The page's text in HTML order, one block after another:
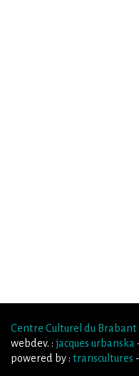
Centre Culturel du Brabant
webdev. : jacques urbanska
powered by : transcultures -